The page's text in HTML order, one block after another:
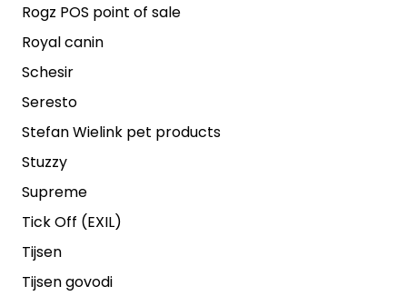
Rogz POS point of sale
Royal canin
Schesir
Seresto
Stefan Wielink pet products
Stuzzy
Supreme
Tick Off (EXIL)
Tijsen
Tijsen govodi